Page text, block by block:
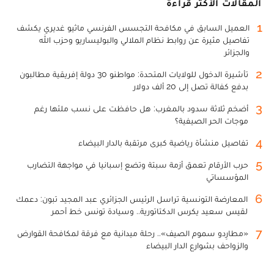
المقالات الأكثر قراءة
1
العميل السابق في مكافحة التجسس الفرنسي ماثيو غديري يكشف
تفاصيل مثيرة عن روابط نظام الملالي والبوليساريو وحزب الله
والجزائر
2
تأشيرة الدخول للولايات المتحدة: مواطنو 30 دولة إفريقية مطالبون
بدفع كفالة تصل إلى 20 ألف دولار
3
أضخم ثلاثة سدود بالمغرب: هل حافظت على نسب ملئها رغم
موجات الحر الصيفية؟
4 تفاصيل منشأة رياضية كبرى مرتقبة بالدار البيضاء
5
حرب الأرقام تعمق أزمة سبتة وتضع إسبانيا في مواجهة التضارب
المؤسساتي
6
المعارضة التونسية تراسل الرئيس الجزائري عبد المجيد تبون: دعمك
لقيس سعيد يكرس الدكتاتورية.. وسيادة تونس خط أحمر
7
«مطارِدو سموم الصيف».. رحلة ميدانية مع فرقة لمكافحة القوارض
والزواحف بشوارع الدار البيضاء